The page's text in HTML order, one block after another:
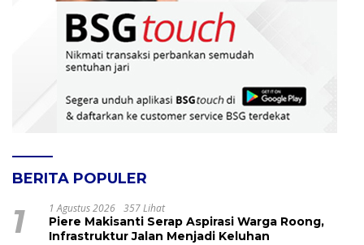
BERITA POPULER
1 1 Agustus 2026 357 Lihat
Piere Makisanti Serap Aspirasi Warga Roong,
Infrastruktur Jalan Menjadi Keluhan